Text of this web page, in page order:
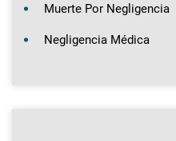
Muerte Por Negligencia
Negligencia Médica